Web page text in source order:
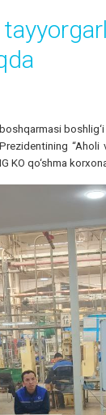
boshlig‘i
“Aholi
KO qo‘shma